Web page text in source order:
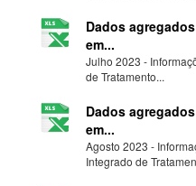
Dados
em...
Julho 2023 -
de Tratamento...
Dados
em...
Agosto 2023 -
Integrado de